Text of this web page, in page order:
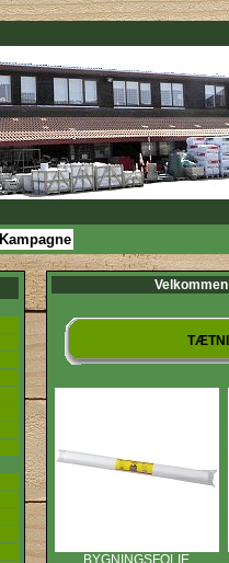
Kampagne
BYGNINGSFOLIE